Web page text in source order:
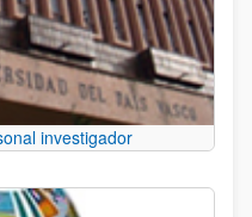
investigador